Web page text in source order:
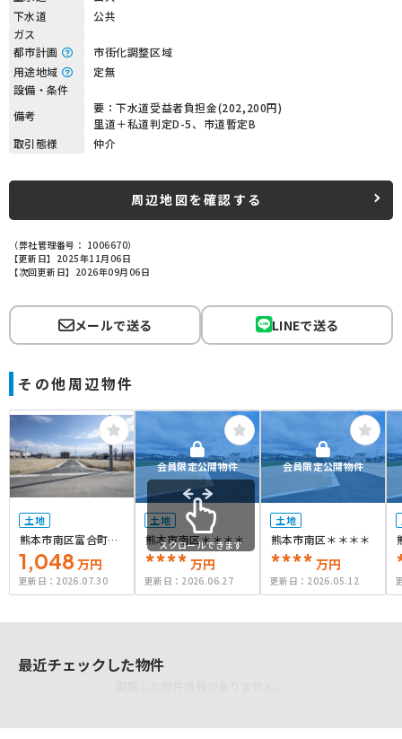
下水道
公共
ガス
都市計画
市街化調整区域
用途地域
定無
設備・条件
備考
要：下水道受益者負担金(202,200円)
里道＋私道判定D-5、市道暫定B
取引態様
仲介
周辺地図を確認する
（弊社管理番号： 1006670）
【更新日】2025年11月06日
【次回更新日】2026年09月06日
メールで送る LINEで送る
その他周辺物件
土地
熊本市南区富合町廻
江9
1,048 万円
更新日： 2026.07.30
会員限定公開物件
土地
熊本市南区＊＊＊＊
**** 万円
更新日： 2026.06.27
会員限定公開物件
土地
熊本市南区＊＊＊＊
**** 万円
更新日： 2026.05.12
スクロールできます
最近チェックした物件